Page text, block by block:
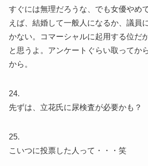
すぐには無理だろうな、でも女優やめ
えば、結婚して一般人になるか、議員
かない。コマーシャルに起用する位だ
と思うよ。アンケートぐらい取ってか
から。
24.
先ずは、立花氏に尿検査が必要かも？
25.
こいつに投票した人って・・・笑